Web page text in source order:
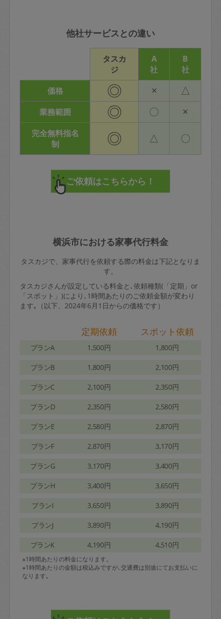
他社サービスとの違い
タスカ
ジ
A
社
B
社
価格
◎ × △
業務範囲 ◎ 〇 ×
完全無料指名
制
◎ △ 〇
横浜市における家事代行料金
タスカジで、家事代行を依頼する際の料金は下記となりま
す。
タスカジさんが設定している料金と､依頼種類(「定期」or
「スポット」)により､1時間あたりのご依頼金額が変わり
ます｡（以下、2024年6月1日からの価格です）
定期依頼 スポット依頼
プランA 1,500円 1,800円
プランB 1,800円 2,100円
プランC 2,100円 2,350円
プランD 2,350円 2,580円
プランE 2,580円 2,870円
プランF 2,870円 3,170円
プランG 3,170円 3,400円
プランH 3,400円 3,650円
プランI 3,650円 3,890円
プランJ 3,890円 4,190円
プランK 4,190円 4,510円
※1時間あたりの料金になります。
※1時間あたりの金額は税込みですが､交通費は別途にてお支払いに
なります｡